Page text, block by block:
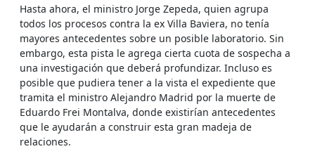
Hasta ahora, el ministro Jorge Zepeda, quien agrupa
todos los procesos contra la ex Villa Baviera, no tenía
mayores antecedentes sobre un posible laboratorio. Sin
embargo, esta pista le agrega cierta cuota de sospecha a
una investigación que deberá profundizar. Incluso es
posible que pudiera tener a la vista el expediente que
tramita el ministro Alejandro Madrid por la muerte de
Eduardo Frei Montalva, donde existirían antecedentes
que le ayudarán a construir esta gran madeja de
relaciones.